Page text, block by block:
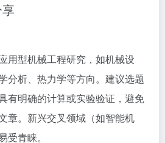
用型机械工程研究，如机械设
分析、热力学等方向。建议选题
有明确的计算或实验验证，避免
章。新兴交叉领域（如智能机
受青睐。